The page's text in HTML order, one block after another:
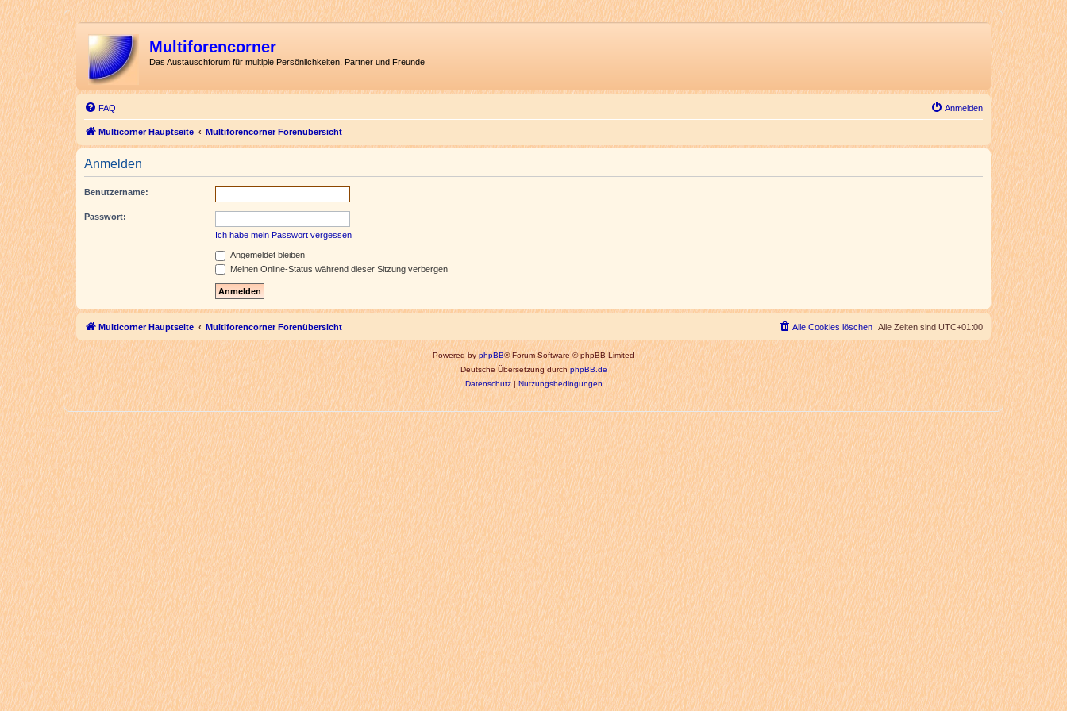
Multiforencorner
Das Austauschforum für multiple Persönlichkeiten, Partner und Freunde
FAQ Anmelden
Multicorner Hauptseite Multiforencorner Forenübersicht
Anmelden
Benutzername:
Passwort:
Ich habe mein Passwort vergessen
Angemeldet bleiben
Meinen Online-Status während dieser Sitzung verbergen
Multicorner Hauptseite Multiforencorner Forenübersicht Alle Zeiten sind UTC+01:00
Alle Cookies löschen
Powered byphpBB® Forum Software © phpBB Limited
Deutsche Übersetzung durchphpBB.de
Datenschutz|Nutzungsbedingungen